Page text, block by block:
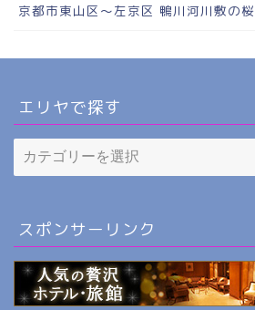
京都市東山区～左京区 鴨川河川敷の桜
エリヤで探す
スポンサーリンク